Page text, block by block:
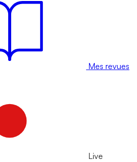
Mes revues
Live